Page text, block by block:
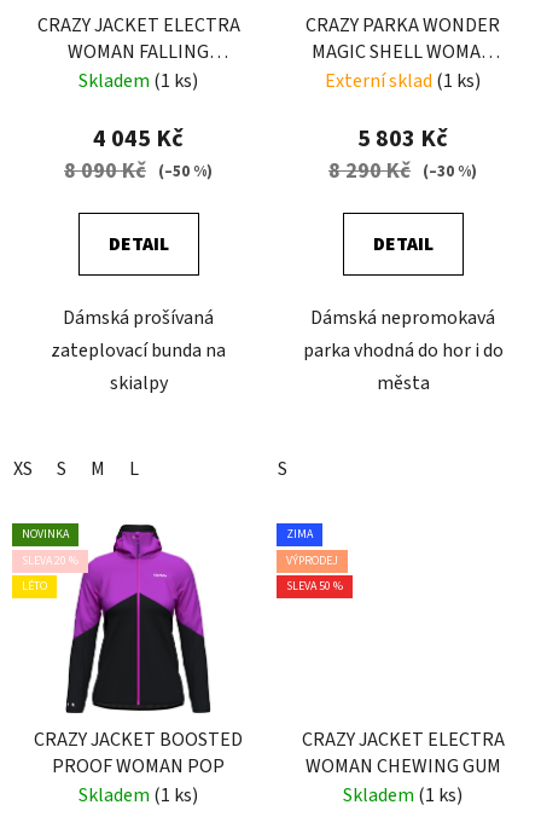
CRAZY JACKET ELECTRA
WOMAN FALLING
FLOWER
Skladem (1 ks)
4 045 Kč
8 090 Kč (–50 %)
DETAIL
Dámská prošívaná
zateplovací bunda na
skialpy
XS S M L
CRAZY PARKA WONDER
MAGIC SHELL WOMAN
CHECK
Externí sklad (1 ks)
5 803 Kč
8 290 Kč (–30 %)
DETAIL
Dámská nepromokavá
parka vhodná do hor i do
města
S
NOVINKA
SLEVA 20 %
LÉTO
CRAZY JACKET BOOSTED
PROOF WOMAN POP
Skladem (1 ks)
ZIMA
VÝPRODEJ
SLEVA 50 %
CRAZY JACKET ELECTRA
WOMAN CHEWING GUM
Skladem (1 ks)